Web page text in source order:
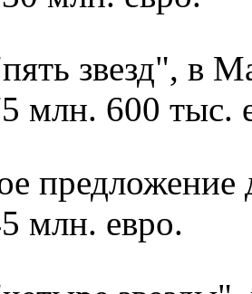
звезд", в
млн. 600 тыс.
млн. евро.